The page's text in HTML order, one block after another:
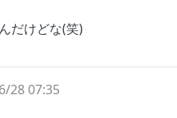
だけどな(笑)
28 07:35